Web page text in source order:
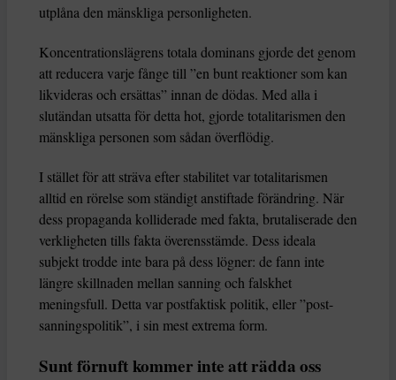
utplåna den mänskliga personligheten.
Koncentrationslägrens totala dominans gjorde det genom
att reducera varje fånge till ”en bunt reaktioner som kan
likvideras och ersättas” innan de dödas. Med alla i
slutändan utsatta för detta hot, gjorde totalitarismen den
mänskliga personen som sådan överflödig.
I stället för att sträva efter stabilitet var totalitarismen
alltid en rörelse som ständigt anstiftade förändring. När
dess propaganda kolliderade med fakta, brutaliserade den
verkligheten tills fakta överensstämde. Dess ideala
subjekt trodde inte bara på dess lögner: de fann inte
längre skillnaden mellan sanning och falskhet
meningsfull. Detta var postfaktisk politik, eller ”post-
sanningspolitik”, i sin mest extrema form.
Sunt förnuft kommer inte att rädda oss